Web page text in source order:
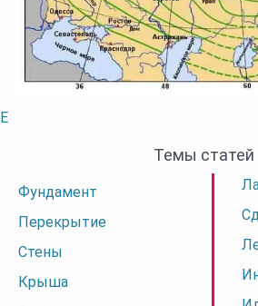
E
Темы статей
Фундамент
Перекрытие
Стены
Крыша